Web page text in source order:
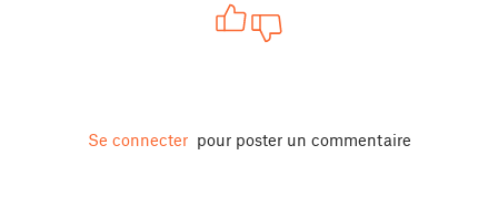
Se connecter pour poster un commentaire